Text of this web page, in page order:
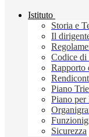
Istituto
Storia e
Il
Codice di
Rapporto
Piano
Piano
Sicurezza